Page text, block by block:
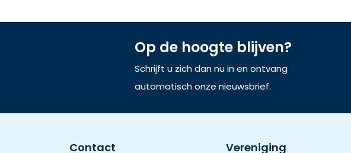
Op de hoogte blijven?
Schrijft u zich dan nu in en ontvang
automatisch onze nieuwsbrief.
Contact Vereniging